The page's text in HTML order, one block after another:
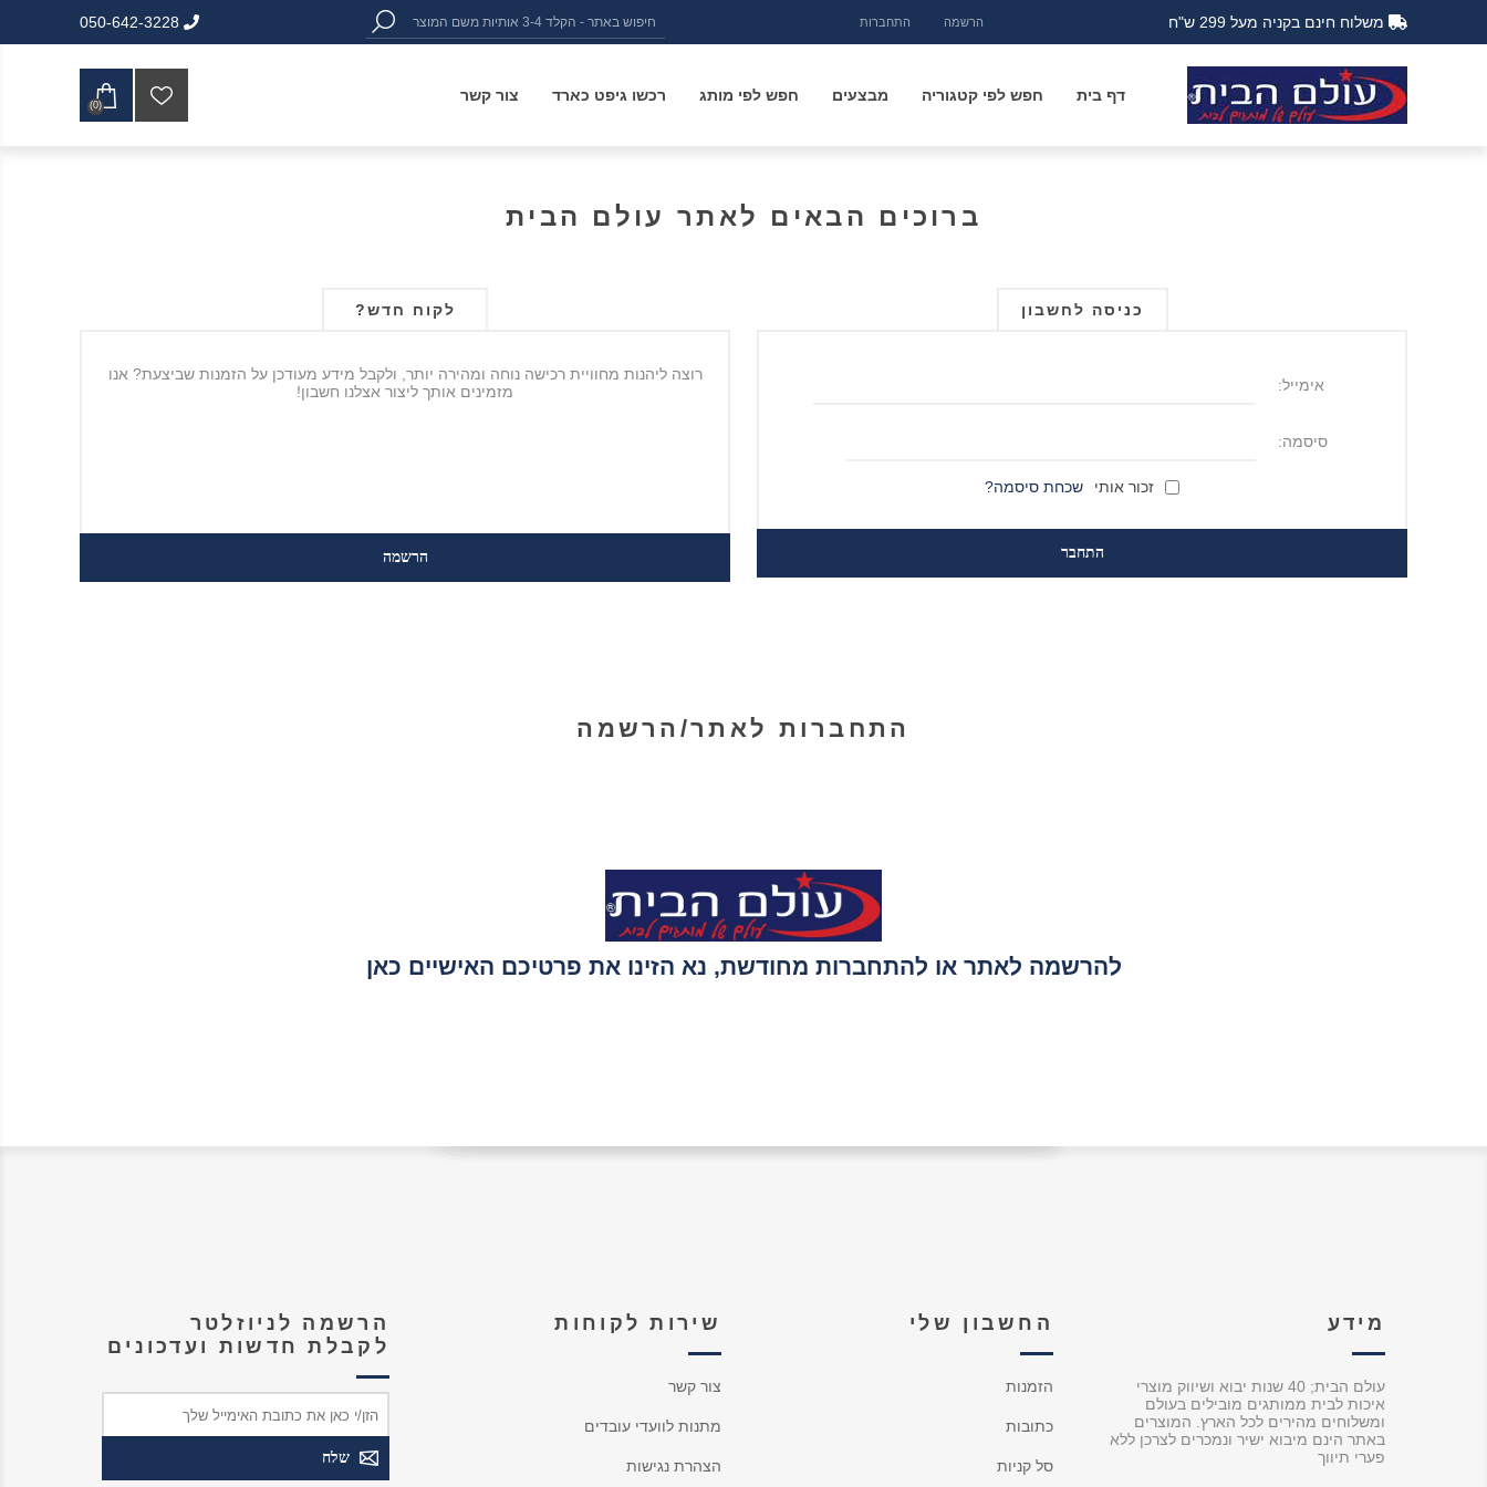
הרשמה התחברות משלוח חינם בקניה מעל 299 ש"ח 050-642-3228
דף בית חפש לפי קטגוריה מבצעים חפש לפי מותג רכשו גיפט כארד צור קשר
(0)
ברוכים הבאים לאתר עולם הבית
לקוח חדש?
רוצה ליהנות מחוויית רכישה נוחה ומהירה יותר, ולקבל מידע מעודכן על הזמנות שביצעת? אנו
מזמינים אותך ליצור אצלנו חשבון!
כניסה לחשבון
אימייל:
סיסמה:
זכור אותי שכחת סיסמה?
התחברות לאתר/הרשמה
להרשמה לאתר או להתחברות מחודשת, נא הזינו את פרטיכם האישיים כאן
מידע
עולם הבית; 40 שנות יבוא ושיווק מוצרי
איכות לבית ממותגים מובילים בעולם
ומשלוחים מהירים לכל הארץ. המוצרים
באתר הינם מיבוא ישיר ונמכרים לצרכן ללא
פערי תיווך
החשבון שלי
הזמנות
כתובות
סל קניות
שירות לקוחות
צור קשר
מתנות לוועדי עובדים
הצהרת נגישות
הרשמה לניוזלטר
לקבלת חדשות ועדכונים